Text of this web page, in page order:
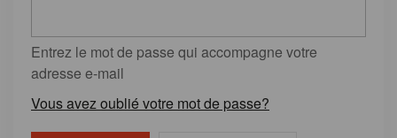
Entrez le mot de passe qui accompagne votre
adresse e-mail
Vous avez oublié votre mot de passe?